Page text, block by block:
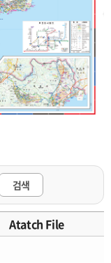
검색
Atatch File